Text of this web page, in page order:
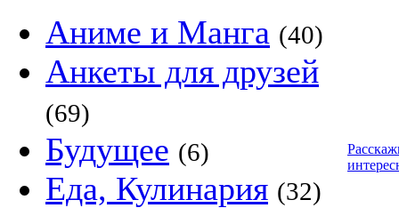
Аниме и Манга (40)
Анкеты для друзей
(69)
Будущее (6)
Еда, Кулинария (32)